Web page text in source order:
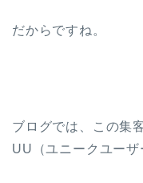
だからですね。
ブログでは、この集
UU（ユニークユーザ